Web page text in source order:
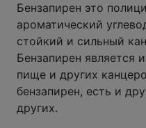
Бензапирен это
ароматический
стойкий и сильный
Бензапирен является
пище и других
бензапирен, есть и
других.